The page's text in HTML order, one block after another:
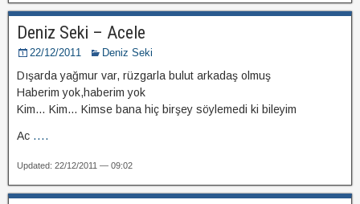
Deniz Seki – Acele
22/12/2011 Deniz Seki
Dışarda yağmur var, rüzgarla bulut arkadaş olmuş
Haberim yok,haberim yok
Kim… Kim… Kimse bana hiç birşey söylemedi ki bileyim
Ac ....
Updated: 22/12/2011 — 09:02